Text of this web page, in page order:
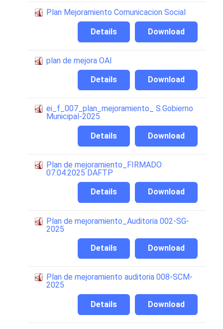
Plan Mejoramiento Comunicacion Social
Download
Details
plan de mejora OAI
Download
Details
ei_f_007_plan_mejoramiento_ S.Gobierno
Municipal-2025
Download
Details
Plan de mejoramiento_FIRMADO
07.04.2025 DAFTP
Download
Details
Plan de mejoramiento_Auditoria 002-SG-
2025
Download
Details
Plan de mejoramiento auditoria 008-SCM-
2025
Download
Details